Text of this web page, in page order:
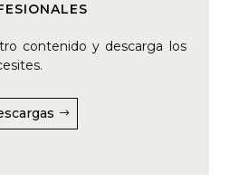
contenido y descarga los